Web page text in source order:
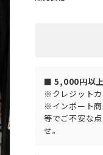
■ 5,000円以上
※クレジットカ
※インポート
等でご不安な
せ。